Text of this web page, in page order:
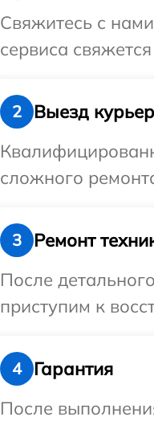
Свяжитесь с
сервиса
2
Выезд
сложного
3
Ремонт
После
приступим к
4
Гарантия
После